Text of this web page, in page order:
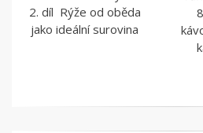
2. díl Rýže od oběda
jako ideální surovina